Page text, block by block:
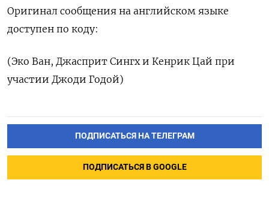
Оригинал сообщения на английском языке
доступен по коду:
(Эко Ван, Джаспpит Сингх и Кенрик Цай при
участии Джоди Годой)
ПОДПИСАТЬСЯ НА ТЕЛЕГРАМ
ПОДПИСАТЬСЯ В GOOGLE